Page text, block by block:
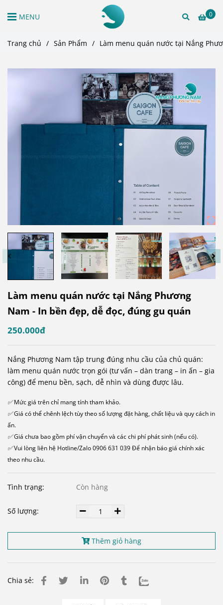
0
MENU
Trang chủ / Sản Phẩm / Làm menu quán nước tại Nắng
Làm menu quán nước tại Nắng Phương
Nam - In bền đẹp, dễ đọc, đúng gu quán
250.000đ
Nắng Phương Nam tập trung đúng nhu cầu của chủ quán:
làm menu quán nước trọn gói (tư vấn – dàn trang – in ấn – gia
công) để menu bền, sạch, dễ nhìn và dùng được lâu.
✅ Mức giá trên chỉ mang tính tham khảo.
✅ Giá có thể chênh lệch tùy theo số lượng đặt hàng, chất liệu và quy cách in
ấn.
✅ Giá chưa bao gồm phí vận chuyển và các chi phí phát sinh (nếu có).
✅ Vui lòng liên hệ Hotline/Zalo 0906 631 039 Để nhận báo giá chính xác
theo nhu cầu.
Tình trạng: Còn hàng
Số lượng:
Thêm giỏ hàng
Chia sẻ: